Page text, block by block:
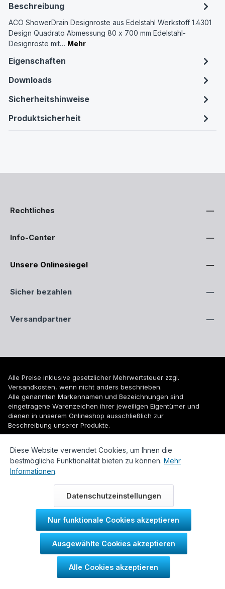
Beschreibung
ACO ShowerDrain Designroste aus Edelstahl Werkstoff 1.4301
Design Quadrato Abmessung 80 x 700 mm Edelstahl-
Designroste mit… Mehr
Eigenschaften
Downloads
Sicherheitshinweise
Produktsicherheit
Rechtliches
Info-Center
Unsere Onlinesiegel
Sicher bezahlen
Versandpartner
Alle Preise inklusive gesetzlicher Mehrwertsteuer zzgl.
Versandkosten, wenn nicht anders beschrieben.
Alle genannten Markennamen und Bezeichnungen sind
eingetragene Warenzeichen ihrer jeweiligen Eigentümer und
dienen in unserem Onlineshop ausschließlich zur
Beschreibung unserer Produkte.
© 2026 WUH24.de - Weigel und Unger Heizungs- und
Sanitärtechnik GmbH
Diese Website verwendet Cookies, um Ihnen die
bestmögliche Funktionalität bieten zu können. Mehr
Informationen.
Datenschutzeinstellungen
Nur funktionale Cookies akzeptieren
Ausgewählte Cookies akzeptieren
Alle Cookies akzeptieren
Durch IT-Recht Kanzlei
Kundenmeinung:
SEHR GUT